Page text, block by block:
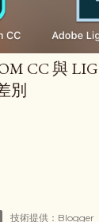
CC 與
別
技術提供：Blogger